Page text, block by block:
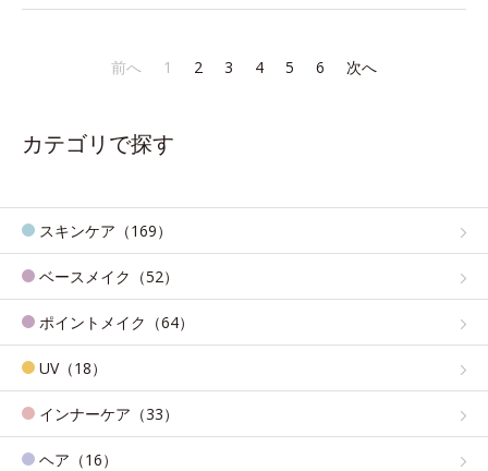
前へ 1 2 3 4 5 6 次へ
カテゴリで探す
スキンケア（169）
ベースメイク（52）
ポイントメイク（64）
UV（18）
インナーケア（33）
ヘア（16）